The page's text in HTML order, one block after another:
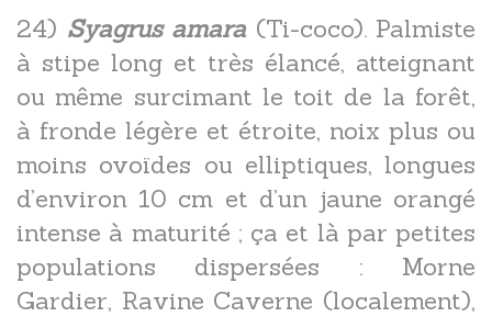
24) Syagrus amara (Ti-coco). Palmiste
à stipe long et très élancé, atteignant
ou même surcimant le toit de la forêt,
à fronde légère et étroite, noix plus ou
moins ovoïdes ou elliptiques, longues
d’environ 10 cm et d’un jaune orangé
intense à maturité ; ça et là par petites
populations dispersées : Morne
Gardier, Ravine Caverne (localement),